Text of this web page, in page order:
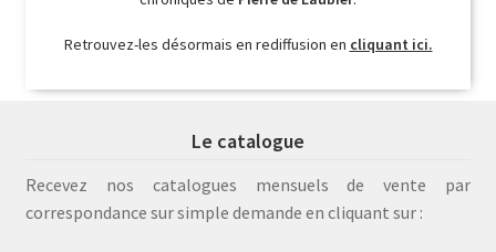
Retrouvez-les désormais en rediffusion en cliquant ici.
Le catalogue
Recevez nos catalogues mensuels de vente par
correspondance sur simple demande en cliquant sur :